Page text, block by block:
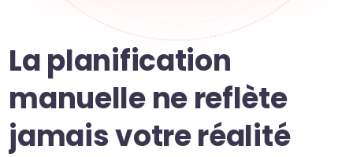
La planification
manuelle ne reflète
jamais votre réalité